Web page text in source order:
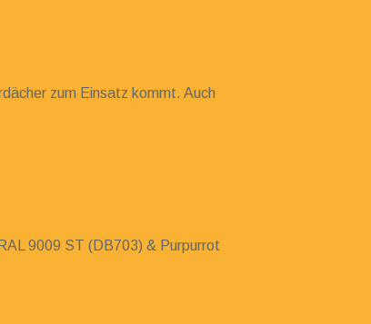
zum Einsatz kommt. Auch
9009 ST (DB703) & Purpurrot